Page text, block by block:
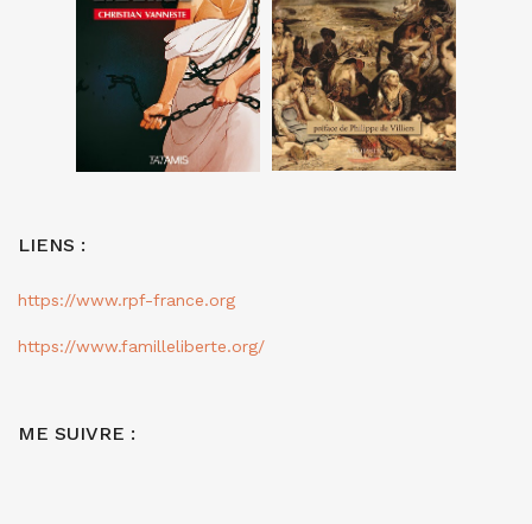
LIENS :
https://www.rpf-france.org
https://www.familleliberte.org/
ME SUIVRE :